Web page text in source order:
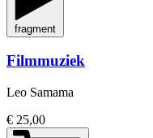
fragment
Filmmuziek
Leo Samama
€ 25,00